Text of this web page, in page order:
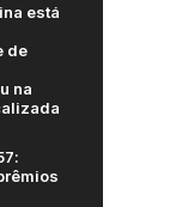
está
de
na